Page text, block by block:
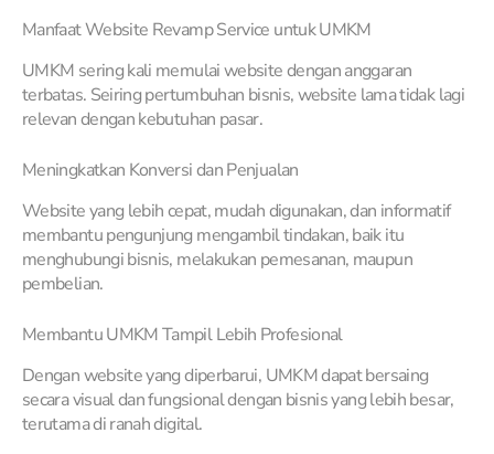
Manfaat Website Revamp Service untuk UMKM
UMKM sering kali memulai website dengan anggaran
terbatas. Seiring pertumbuhan bisnis, website lama tidak lagi
relevan dengan kebutuhan pasar.
Meningkatkan Konversi dan Penjualan
Website yang lebih cepat, mudah digunakan, dan informatif
membantu pengunjung mengambil tindakan, baik itu
menghubungi bisnis, melakukan pemesanan, maupun
pembelian.
Membantu UMKM Tampil Lebih Profesional
Dengan website yang diperbarui, UMKM dapat bersaing
secara visual dan fungsional dengan bisnis yang lebih besar,
terutama di ranah digital.